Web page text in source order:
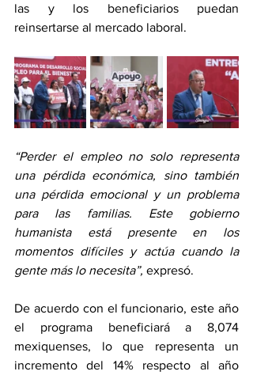
las y los beneficiarios puedan
reinsertarse al mercado laboral.
“Perder el empleo no solo representa
una pérdida económica, sino también
una pérdida emocional y un problema
para las familias. Este gobierno
humanista está presente en los
momentos difíciles y actúa cuando la
gente más lo necesita”, expresó.
De acuerdo con el funcionario, este año
el programa beneficiará a 8,074
mexiquenses, lo que representa un
incremento del 14% respecto al año